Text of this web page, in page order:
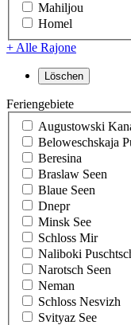
Mahiljou
Homel
+ Alle Rajone
Feriengebiete
Augustowski
Beloweschskaja
Beresina
Braslaw Seen
Blaue Seen
Dnepr
Minsk See
Schloss Mir
Naliboki
Narotsch Seen
Neman
Schloss Nesvizh
Svityaz See